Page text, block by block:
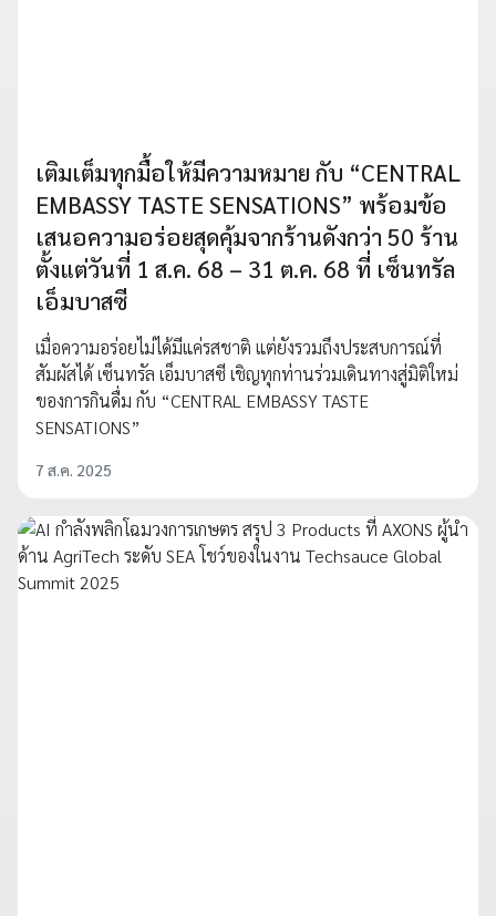
เติมเต็มทุกมื้อให้มีความหมาย กับ “CENTRAL
EMBASSY TASTE SENSATIONS” พร้อมข้อ
เสนอความอร่อยสุดคุ้มจากร้านดังกว่า 50 ร้าน
ตั้งแต่วันที่ 1 ส.ค. 68 – 31 ต.ค. 68 ที่ เซ็นทรัล
เอ็มบาสซี
เมื่อความอร่อยไม่ได้มีแค่รสชาติ แต่ยังรวมถึงประสบการณ์ที่
สัมผัสได้ เซ็นทรัล เอ็มบาสซี เชิญทุกท่านร่วมเดินทางสู่มิติใหม่
ของการกินดื่ม กับ “CENTRAL EMBASSY TASTE
SENSATIONS”
7 ส.ค. 2025